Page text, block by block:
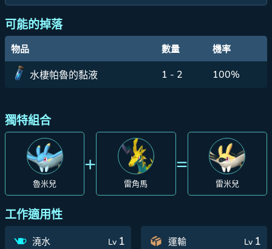
可能的掉落
物品 數量 機率
水棲帕魯的黏液 1 - 2 100%
獨特組合
魯米兒
+
雷角馬
=
雷米兒
工作適用性
澆水 Lv 1 運輸 Lv 1